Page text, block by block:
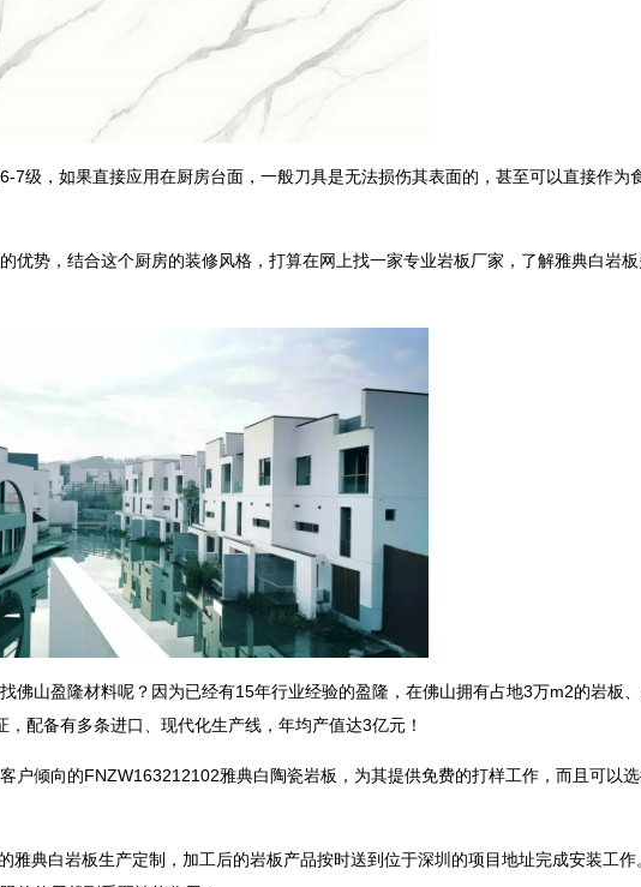
级，如果直接应用在厨房台面，一般刀具是无法损伤其表面的，甚至可以直接作为
优势，结合这个厨房的装修风格，打算在网上找一家专业岩板厂家，了解雅典白岩
佛山盈隆材料呢？因为已经有15年行业经验的盈隆，在佛山拥有占地3万m2的岩板
配备有多条进口、现代化生产线，年均产值达3亿元！
户倾向的FNZW163212102雅典白陶瓷岩板，为其提供免费的打样工作，而且可以
典白岩板生产定制，加工后的岩板产品按时送到位于深圳的项目地址完成安装工